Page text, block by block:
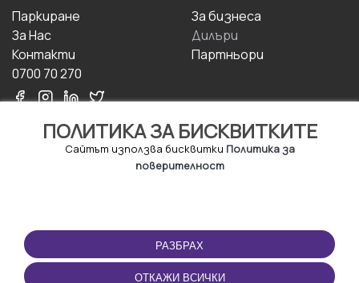
ПОЛИТИКА ЗА БИСКВИТКИТЕ
Сайтът използва бисквитки Политика за
поверителност
РАЗБРАХ
ОТКАЖИ ВСИЧКИ
Паркиране
За Hас
Контакти
0700 70 270
За бизнесa
Дилъри
Партньори
ПОЛЗВАНЕ
Правила и условия за
ползване
ПРИЛОЖЕНИЕТО